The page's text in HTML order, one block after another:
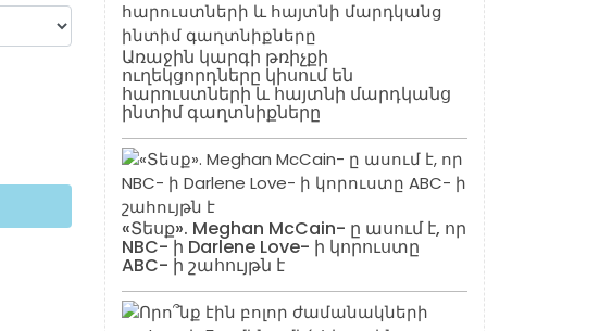
Առաջին կարգի թռիչքի
ուղեկցորդները կիսում են
հարուստների և հայտնի մարդկանց
ինտիմ գաղտնիքները
«Տեսք». Meghan McCain- ը ասում է, որ
NBC- ի Darlene Love- ի կորուստը
ABC- ի շահույթն է